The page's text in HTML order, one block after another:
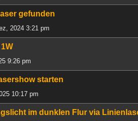
gefunden
2024 3:21 pm
9:26 pm
starten
10:17 pm
im dunklen Flur via